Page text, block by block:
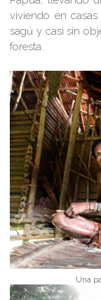
viviendo en
sagú y casi sin
foresta.
Una